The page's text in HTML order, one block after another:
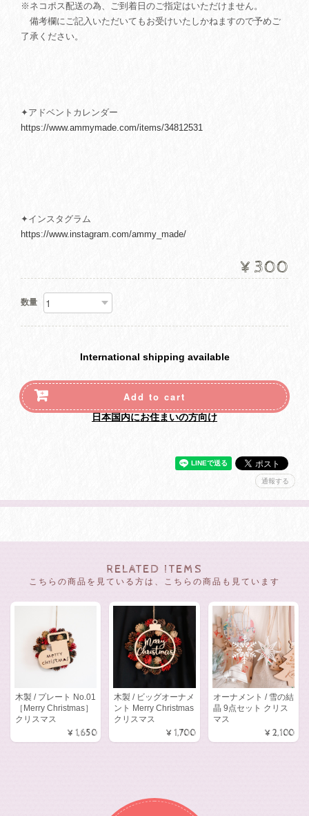
※ネコポス配送の為、ご到着日のご指定はいただけません。
備考欄にご記入いただいてもお受けいたしかねますので予めご
了承ください。
✦アドベントカレンダー
https://www.ammymade.com/items/34812531
✦インスタグラム
https://www.instagram.com/ammy_made/
¥300
数量
International shipping available
Add to cart
日本国内にお住まいの方向け
通報する
RELATED ITEMS
こちらの商品を見ている方は、こちらの商品も見ています
木製 / プレート No.01
［Merry Christmas］
クリスマス
¥1,650
木製 / ビッグオーナメ
ント Merry Christmas
クリスマス
¥1,700
オーナメント / 雪の結
晶 9点セット クリス
マス
¥2,100